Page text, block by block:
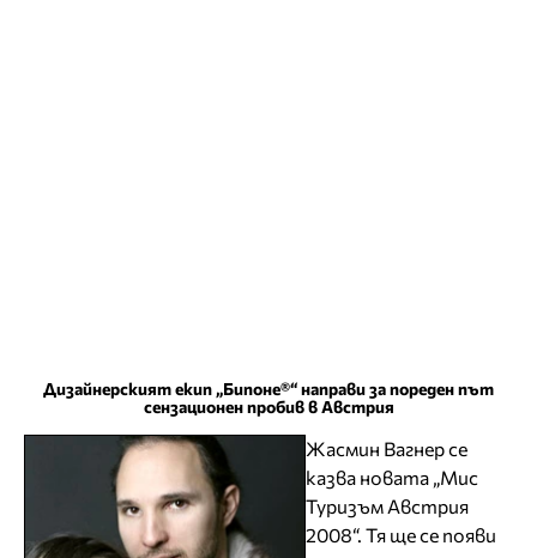
Дизайнерският екип „Бипоне®“ направи за пореден път
сензационен пробив в Австрия
Жасмин Вагнер се
казва новата „Мис
Туризъм Австрия
2008“. Тя ще се появи